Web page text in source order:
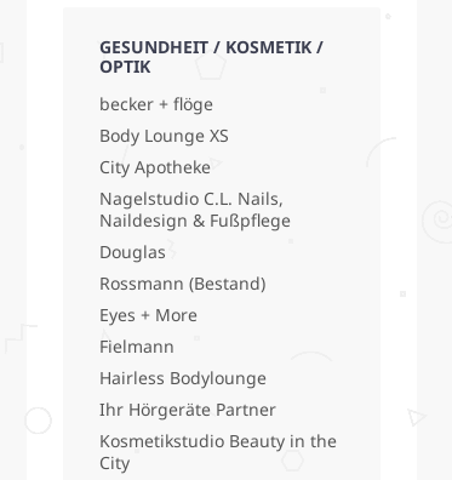
GESUNDHEIT / KOSMETIK /
OPTIK
becker + flöge
Body Lounge XS
City Apotheke
Nagelstudio C.L. Nails,
Naildesign & Fußpflege
Douglas
Rossmann (Bestand)
Eyes + More
Fielmann
Hairless Bodylounge
Ihr Hörgeräte Partner
Kosmetikstudio Beauty in the
City